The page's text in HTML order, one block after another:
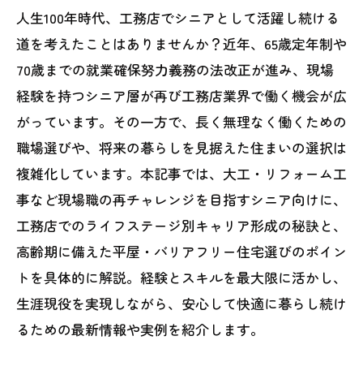
人生100年時代、工務店でシニアとして活躍し続ける
道を考えたことはありませんか？近年、65歳定年制や
70歳までの就業確保努力義務の法改正が進み、現場
経験を持つシニア層が再び工務店業界で働く機会が広
がっています。その一方で、長く無理なく働くための
職場選びや、将来の暮らしを見据えた住まいの選択は
複雑化しています。本記事では、大工・リフォーム工
事など現場職の再チャレンジを目指すシニア向けに、
工務店でのライフステージ別キャリア形成の秘訣と、
高齢期に備えた平屋・バリアフリー住宅選びのポイン
トを具体的に解説。経験とスキルを最大限に活かし、
生涯現役を実現しながら、安心して快適に暮らし続け
るための最新情報や実例を紹介します。